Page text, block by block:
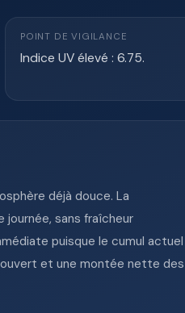
POINT DE VIGILANCE
Indice UV élevé : 6.75.
déjà douce. La
journée, sans fraîcheur
puisque le cumul actuel
ouvert et une montée nette des